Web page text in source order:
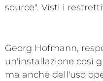
source". Visti i
Georg Hofmann,
un'installazione così
ma anche dell'uso